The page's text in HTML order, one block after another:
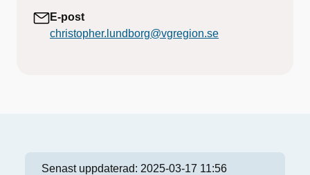
E-post
christopher.lundborg@vgregion.se
Senast uppdaterad: 2025-03-17 11:56